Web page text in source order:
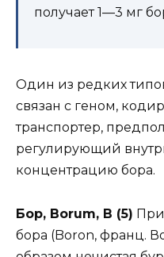
получает 1—3 мг
Один из редких
связан с геном,
транспортер,
регулирующий
концентрацию бора.
Бор, Borum, В (5)
бора (Boron, франц.